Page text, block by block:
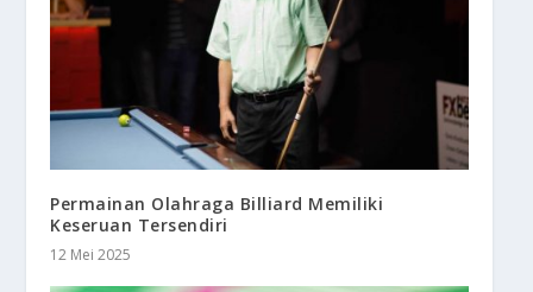
Permainan Olahraga Billiard Memiliki
Keseruan Tersendiri
12 Mei 2025